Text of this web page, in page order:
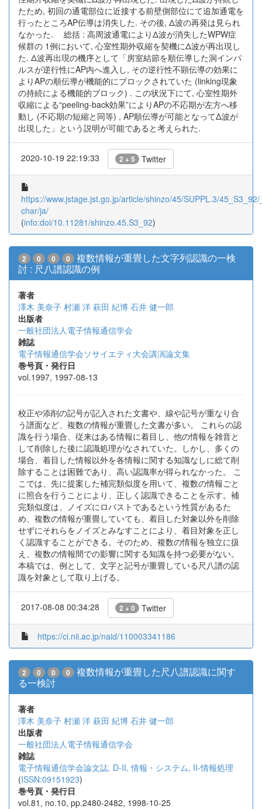
たため, 初回の通電部位に近接する前壁側部位にて追加通電を
行ったところAP伝導は消失した. その後, Δ波の再発は見られ
なかった. 総括 : 高周波通電によりΔ波が消失したWPW症
候群の 1例において, 心室性期外収縮を契機にΔ波が再出現し
た. Δ波再出現の機序として「房室結節を順伝導した洞インパ
ルスが逆行性にAP内へ進入し, その逆行性不顕伝導の効果に
よりAPの順伝導が機能的にブロックされていた (linking現象
の持続による機能的ブロック) . この状況下にて, 心室性期外
収縮による“peeling-back効果”によりAPの不応期が左方へ移
動し (不応期の短縮と同等) , AP順伝導が可能となってΔ波が
出現した」という説明が可能であると考えられた.
2020-10-19 22:19:33 2 + 5 Twitter
https://www.jstage.jst.go.jp/article/shinzo/45/SUPPL.3/
char/ja/
(info:doi/10.11281/shinzo.45.S3_92)
2 0 0 0
複数情報が重畳した文字列認識の一検
討 : 尺八譜認識の例
著者
澤木 美奈子 村瀬 洋 萩田 紀博 石井 健一郎
出版者
一般社団法人電子情報通信学会
雑誌
電子情報通信学会ソサイエティ大会講演論文集
巻号頁・発行日
vol.1997, 1997-08-13
校正や添削の記号が記入された文書や、線や記号が重なり合
う譜面など、複数の情報が重畳した文書が多い。 これらの認
識を行う場合、従来はある情報に着目し、他の情報を雑音と
して削除した後に認識処理がなされていた。しかし、多くの
場合、着目した情報以外を各情報に関する知識なしに総て削
除することは困難であり、高い認識率が得られなかった。 こ
こでは、先に提案した補完類似度を用いて、複数の情報ごと
に照合を行うことにより、正しく認識できることを示す。補
完類似度は、ノイズにロバストであるという性質があるた
め、複数の情報が重畳していても、着目した対象以外を削除
せずにそれらをノイズとみなすことにより、着目対象を正し
く認識することができる。そのため、複数の情報を独立に扱
え、複数の情報間での影響に関する知識を持つ必要がない。
本稿では、例として、文字と記号が重畳している尺八譜の認
識を対象として取り上げる。
2017-08-08 00:34:28 2 + 0 Twitter
https://ci.nii.ac.jp/naid/110003341186
2 0 0 0
複数情報が重畳した尺八譜認識に関す
る一検討
著者
澤木 美奈子 村瀬 洋 萩田 紀博 石井 健一郎
出版者
一般社団法人電子情報通信学会
雑誌
電子情報通信学会論文誌. D-II, 情報・システム, II-情報処理
(ISSN:09151923)
巻号頁・発行日
vol.81, no.10, pp.2480-2482, 1998-10-25